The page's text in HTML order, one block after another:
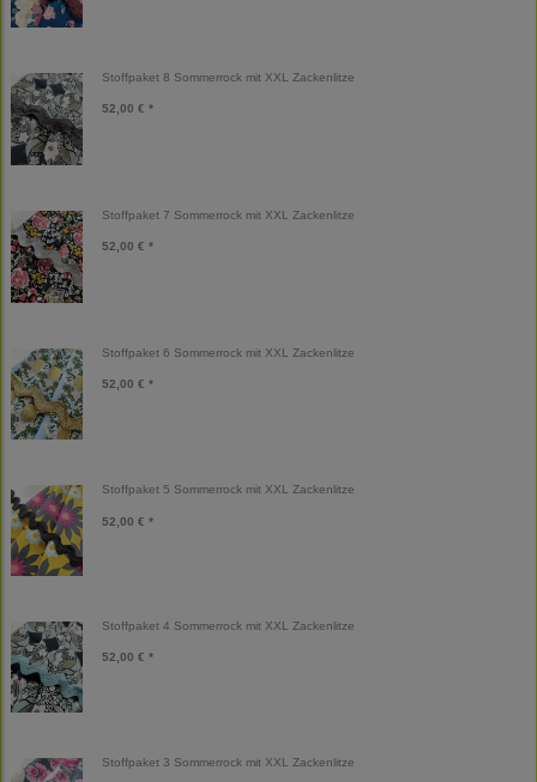
Stoffpaket 8 Sommerrock mit XXL Zackenlitze
52,00 € *
Stoffpaket 7 Sommerrock mit XXL Zackenlitze
52,00 € *
Stoffpaket 6 Sommerrock mit XXL Zackenlitze
52,00 € *
Stoffpaket 5 Sommerrock mit XXL Zackenlitze
52,00 € *
Stoffpaket 4 Sommerrock mit XXL Zackenlitze
52,00 € *
Stoffpaket 3 Sommerrock mit XXL Zackenlitze